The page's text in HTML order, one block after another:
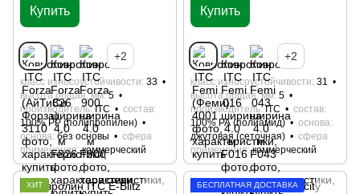
Купить
+2
класс износоустойчивости 33
высота общая, мм 5
производитель ITC
состав
100% РР (полипропилен)
основа без основы
сфера
применения коммерческий
Купить
+2
класс износоустойчивости 31
высота общая, мм 5
производитель ITC
состав
100% РА (полиамид)
основа
джутовая (сеточная)
сфера
применения коммерческий
ХИТ БЕСПЛАТНАЯ ДОСТАВКА